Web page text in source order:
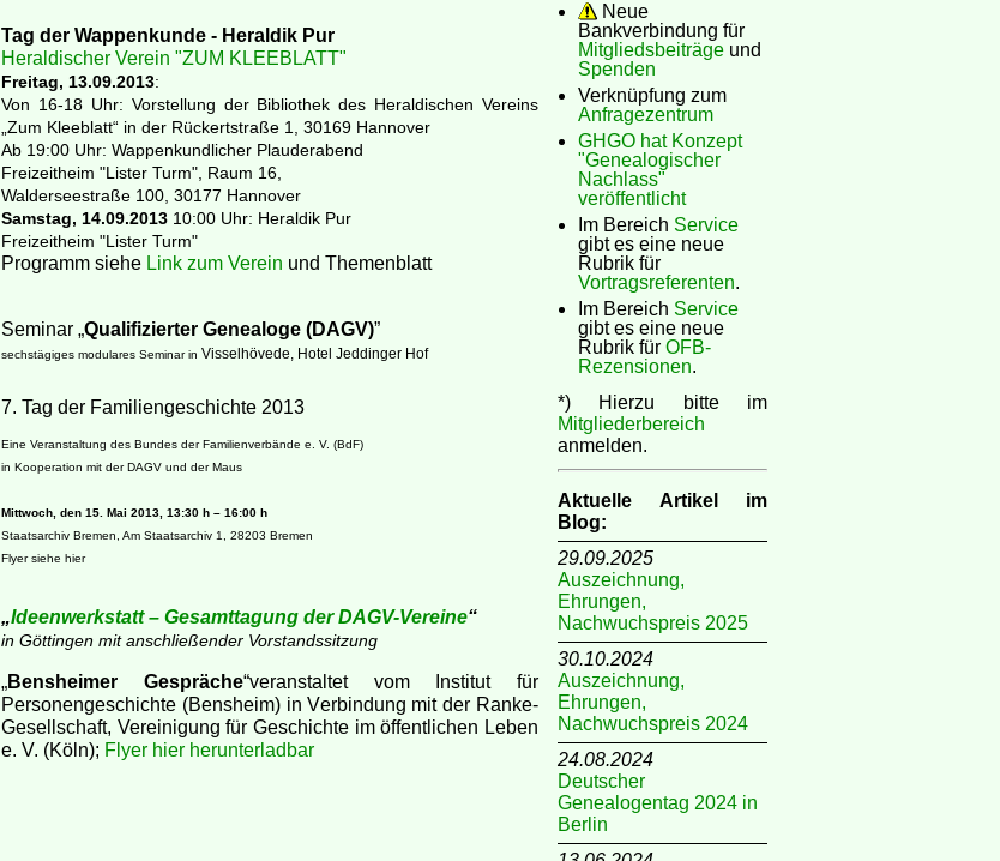
Neue
Bankverbindung für
Mitgliedsbeiträge und
Spenden
Verknüpfung zum
Anfragezentrum
GHGO hat Konzept
"Genealogischer
Nachlass"
veröffentlicht
Im Bereich Service
gibt es eine neue
Rubrik für
Vortragsreferenten.
Im Bereich Service
gibt es eine neue
Rubrik für OFB-
Rezensionen.
*) Hierzu bitte im
Mitgliederbereich
anmelden.
Aktuelle Artikel im
Blog:
29.09.2025
Auszeichnung,
Ehrungen,
Nachwuchspreis 2025
30.10.2024
Auszeichnung,
Ehrungen,
Nachwuchspreis 2024
24.08.2024
Deutscher
Genealogentag 2024 in
Berlin
Tag der Wappenkunde - Heraldik Pur
Heraldischer Verein "ZUM KLEEBLATT"
Freitag, 13.09.2013:
Von 16-18 Uhr: Vorstellung der Bibliothek des Heraldischen Vereins
„Zum Kleeblatt“ in der Rückertstraße 1, 30169 Hannover
Ab 19:00 Uhr: Wappenkundlicher Plauderabend
Freizeitheim "Lister Turm", Raum 16,
Walderseestraße 100, 30177 Hannover
Samstag, 14.09.2013 10:00 Uhr: Heraldik Pur
Freizeitheim "Lister Turm"
Programm siehe Link zum Verein und Themenblatt
Seminar „Qualifizierter Genealoge (DAGV)”
sechstägiges modulares Seminar in Visselhövede, Hotel Jeddinger Hof
7. Tag der Familiengeschichte 2013
Eine Veranstaltung des Bundes der Familienverbände e. V. (BdF)
in Kooperation mit der DAGV und der Maus
Mittwoch, den 15. Mai 2013, 13:30 h – 16:00 h
Staatsarchiv Bremen, Am Staatsarchiv 1, 28203 Bremen
Flyer siehe hier
„Ideenwerkstatt – Gesamttagung der DAGV-Vereine“
in Göttingen mit anschließender Vorstandssitzung
„Bensheimer Gespräche“veranstaltet vom Institut für
Personengeschichte (Bensheim) in Verbindung mit der Ranke-
Gesellschaft, Vereinigung für Geschichte im öffentlichen Leben
e. V. (Köln); Flyer hier herunterladbar